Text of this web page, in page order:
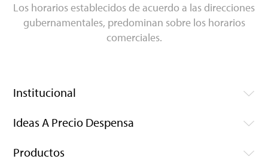
Los horarios establecidos de acuerdo a las direcciones
gubernamentales, predominan sobre los horarios
comerciales.
Institucional
Ideas A Precio Despensa
Productos